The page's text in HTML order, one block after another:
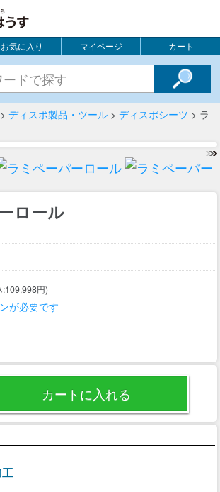
お気に入り マイページ カート
> ディスポ製品・ツール > ディスポシーツ > ラ
ロール
:109,998円)
が必要です